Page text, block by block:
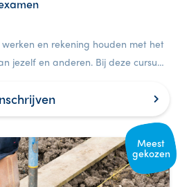
+ examen
en rekening houden met het
jezelf en anderen. Bij deze cursus
Meest
gekozen